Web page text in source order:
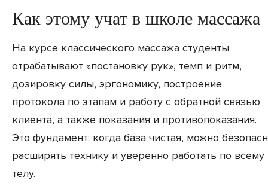
Как этому учат в школе массажа
На курсе классического массажа студенты
отрабатывают «постановку рук», темп и ритм,
дозировку силы, эргономику, построение
протокола по этапам и работу с обратной связью
клиента, а также показания и противопоказания.
Это фундамент: когда база чистая, можно
расширять технику и уверенно работать по всему
телу.